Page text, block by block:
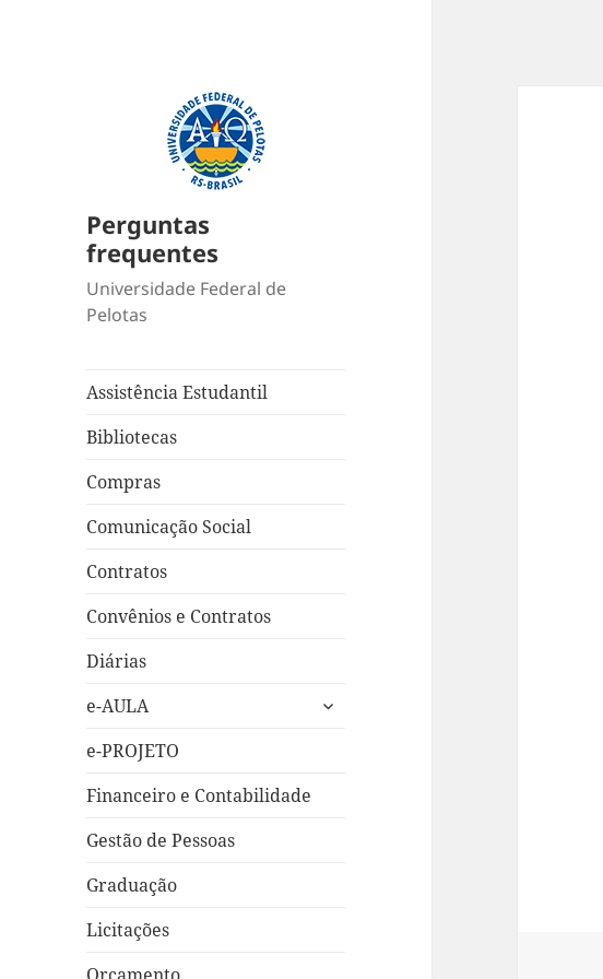
Perguntas
frequentes
Universidade Federal de
Pelotas
Assistência Estudantil
Bibliotecas
Compras
Comunicação Social
Contratos
Convênios e Contratos
Diárias
e-AULA
expandir
e-PROJETO
Financeiro e Contabilidade
Gestão de Pessoas
Graduação
Licitações